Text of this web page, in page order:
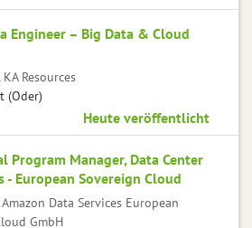
Engineer – Big Data & Cloud
KA Resources
(Oder)
Heute veröffentlicht
Program Manager, Data Center
- European Sovereign Cloud
Amazon Data Services European
GmbH